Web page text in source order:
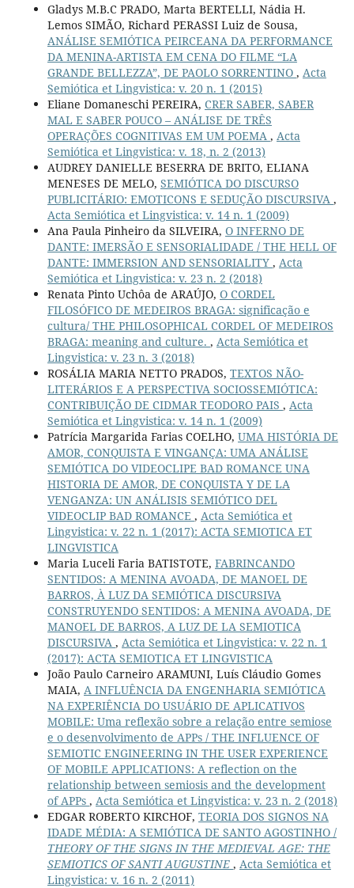
Gladys M.B.C PRADO, Marta BERTELLI, Nádia H.
Lemos SIMÃO, Richard PERASSI Luiz de Sousa,
ANÁLISE SEMIÓTICA PEIRCEANA DA PERFORMANCE
DA MENINA-ARTISTA EM CENA DO FILME “LA
GRANDE BELLEZZA”, DE PAOLO SORRENTINO , Acta
Semiótica et Lingvistica: v. 20 n. 1 (2015)
Eliane Domaneschi PEREIRA, CRER SABER, SABER
MAL E SABER POUCO – ANÁLISE DE TRÊS
OPERAÇÕES COGNITIVAS EM UM POEMA , Acta
Semiótica et Lingvistica: v. 18, n. 2 (2013)
AUDREY DANIELLE BESERRA DE BRITO, ELIANA
MENESES DE MELO, SEMIÓTICA DO DISCURSO
PUBLICITÁRIO: EMOTICONS E SEDUÇÃO DISCURSIVA ,
Acta Semiótica et Lingvistica: v. 14 n. 1 (2009)
Ana Paula Pinheiro da SILVEIRA, O INFERNO DE
DANTE: IMERSÃO E SENSORIALIDADE / THE HELL OF
DANTE: IMMERSION AND SENSORIALITY , Acta
Semiótica et Lingvistica: v. 23 n. 2 (2018)
Renata Pinto Uchôa de ARAÚJO, O CORDEL
FILOSÓFICO DE MEDEIROS BRAGA: significação e
cultura/ THE PHILOSOPHICAL CORDEL OF MEDEIROS
BRAGA: meaning and culture. , Acta Semiótica et
Lingvistica: v. 23 n. 3 (2018)
ROSÁLIA MARIA NETTO PRADOS, TEXTOS NÃO-
LITERÁRIOS E A PERSPECTIVA SOCIOSSEMIÓTICA:
CONTRIBUIÇÃO DE CIDMAR TEODORO PAIS , Acta
Semiótica et Lingvistica: v. 14 n. 1 (2009)
Patrícia Margarida Farias COELHO, UMA HISTÓRIA DE
AMOR, CONQUISTA E VINGANÇA: UMA ANÁLISE
SEMIÓTICA DO VIDEOCLIPE BAD ROMANCE UNA
HISTORIA DE AMOR, DE CONQUISTA Y DE LA
VENGANZA: UN ANÁLISIS SEMIÓTICO DEL
VIDEOCLIP BAD ROMANCE , Acta Semiótica et
Lingvistica: v. 22 n. 1 (2017): ACTA SEMIOTICA ET
LINGVISTICA
Maria Luceli Faria BATISTOTE, FABRINCANDO
SENTIDOS: A MENINA AVOADA, DE MANOEL DE
BARROS, À LUZ DA SEMIÓTICA DISCURSIVA
CONSTRUYENDO SENTIDOS: A MENINA AVOADA, DE
MANOEL DE BARROS, A LUZ DE LA SEMIOTICA
DISCURSIVA , Acta Semiótica et Lingvistica: v. 22 n. 1
(2017): ACTA SEMIOTICA ET LINGVISTICA
João Paulo Carneiro ARAMUNI, Luís Cláudio Gomes
MAIA, A INFLUÊNCIA DA ENGENHARIA SEMIÓTICA
NA EXPERIÊNCIA DO USUÁRIO DE APLICATIVOS
MOBILE: Uma reflexão sobre a relação entre semiose
e o desenvolvimento de APPs / THE INFLUENCE OF
SEMIOTIC ENGINEERING IN THE USER EXPERIENCE
OF MOBILE APPLICATIONS: A reflection on the
relationship between semiosis and the development
of APPs , Acta Semiótica et Lingvistica: v. 23 n. 2 (2018)
EDGAR ROBERTO KIRCHOF, TEORIA DOS SIGNOS NA
IDADE MÉDIA: A SEMIÓTICA DE SANTO AGOSTINHO /
THEORY OF THE SIGNS IN THE MEDIEVAL AGE: THE
SEMIOTICS OF SANTI AUGUSTINE , Acta Semiótica et
Lingvistica: v. 16 n. 2 (2011)